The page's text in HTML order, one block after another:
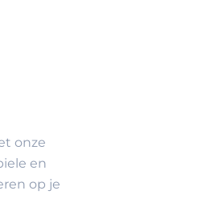
onze
en
op je